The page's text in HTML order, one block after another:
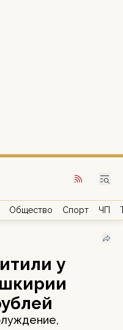
Общество Спорт ЧП
у